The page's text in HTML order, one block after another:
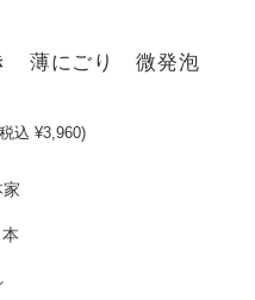
薄にごり 微発泡
込 ¥3,960)
本